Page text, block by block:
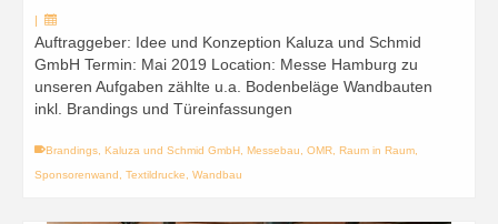
|
Auftraggeber: Idee und Konzeption Kaluza und Schmid
GmbH Termin: Mai 2019 Location: Messe Hamburg zu
unseren Aufgaben zählte u.a. Bodenbeläge Wandbauten
inkl. Brandings und Türeinfassungen
Brandings Kaluza und Schmid GmbH Messebau OMR Raum in Raum
Sponsorenwand
Textildrucke Wandbau